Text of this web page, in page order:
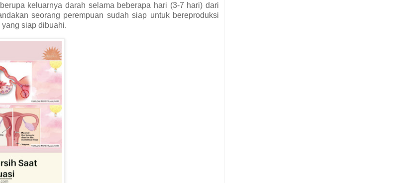
keluarnya darah selama beberapa hari (3-7 hari) dari
seorang perempuan sudah siap untuk bereproduksi
siap dibuahi.